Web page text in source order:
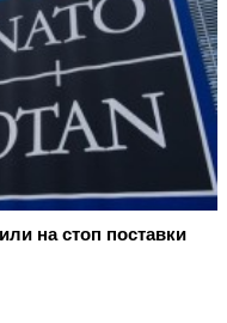
на стоп поставки